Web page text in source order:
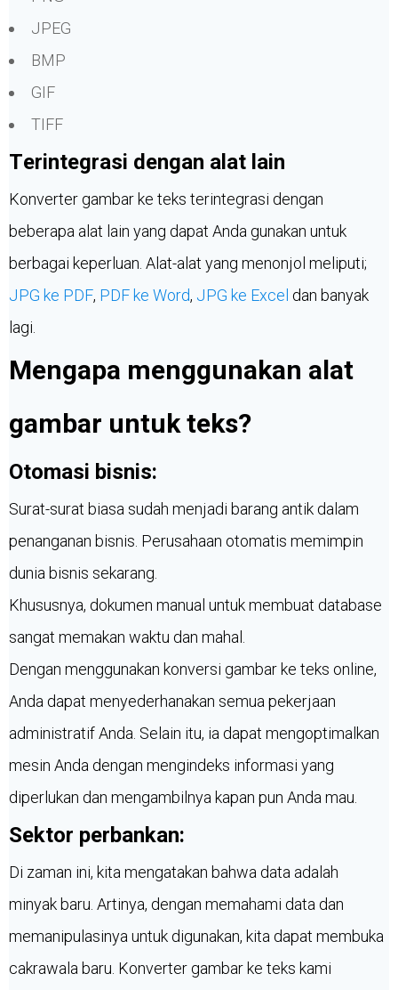
JPEG
BMP
GIF
TIFF
Terintegrasi dengan alat lain
Konverter gambar ke teks terintegrasi dengan
beberapa alat lain yang dapat Anda gunakan untuk
berbagai keperluan. Alat-alat yang menonjol meliputi;
JPG ke PDF, PDF ke Word, JPG ke Excel dan banyak
lagi.
Mengapa menggunakan alat
gambar untuk teks?
Otomasi bisnis:
Surat-surat biasa sudah menjadi barang antik dalam
penanganan bisnis. Perusahaan otomatis memimpin
dunia bisnis sekarang.
Khususnya, dokumen manual untuk membuat database
sangat memakan waktu dan mahal.
Dengan menggunakan konversi gambar ke teks online,
Anda dapat menyederhanakan semua pekerjaan
administratif Anda. Selain itu, ia dapat mengoptimalkan
mesin Anda dengan mengindeks informasi yang
diperlukan dan mengambilnya kapan pun Anda mau.
Sektor perbankan:
Di zaman ini, kita mengatakan bahwa data adalah
minyak baru. Artinya, dengan memahami data dan
memanipulasinya untuk digunakan, kita dapat membuka
cakrawala baru. Konverter gambar ke teks kami